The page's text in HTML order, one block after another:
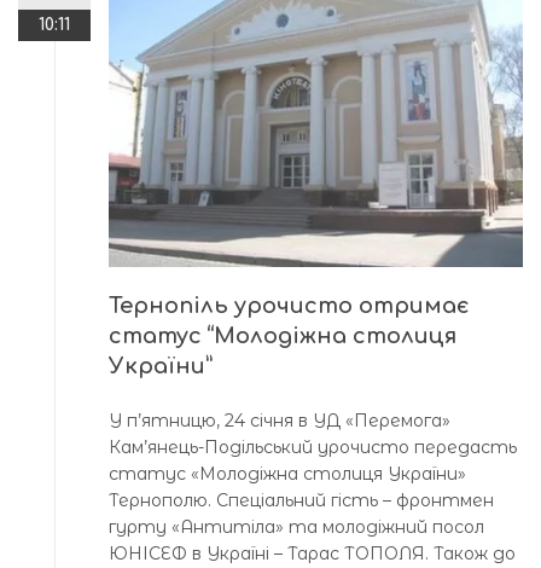
10:11
Тернопіль урочисто отримає
статус “Молодіжна столиця
України”
У п’ятницю, 24 січня в УД «Перемога»
Кам’янець-Подільський урочисто передасть
статус «Молодіжна столиця України»
Тернополю. Спеціальний гість – фронтмен
гурту «Антитіла» та молодіжний посол
ЮНІСЕФ в Україні – Тарас ТОПОЛЯ. Також до